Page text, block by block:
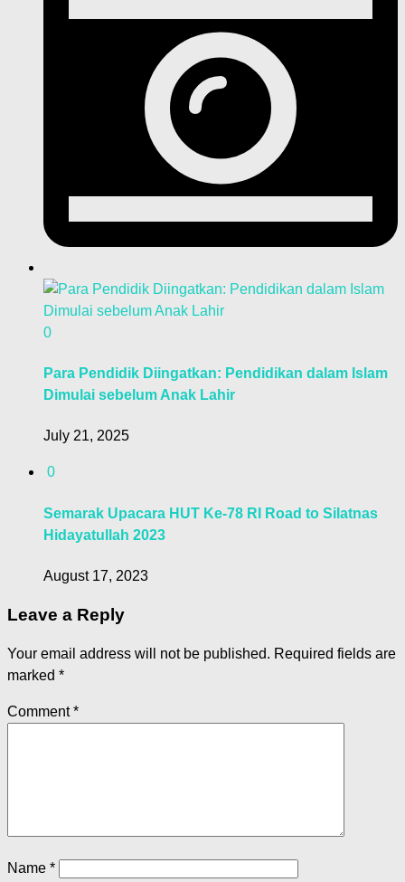
0
Para Pendidik Diingatkan: Pendidikan dalam Islam
Dimulai sebelum Anak Lahir
July 21, 2025
0
Semarak Upacara HUT Ke-78 RI Road to Silatnas
Hidayatullah 2023
August 17, 2023
Leave a Reply
Your email address will not be published. Required fields are
marked *
Comment*
Name *